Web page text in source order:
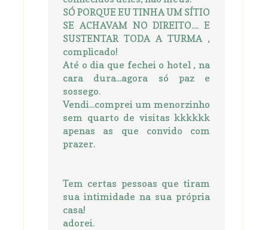
SÓ PORQUE EU TINHA UM SÍTIO
SE ACHAVAM NO DIREITO.... E
SUSTENTAR TODA A TURMA ,
complicado!
Até o dia que fechei o hotel , na
cara dura...agora só paz e
sossego.
Vendi...comprei um menorzinho
sem quarto de visitas kkkkkk
apenas as que convido com
prazer.
Tem certas pessoas que tiram
sua intimidade na sua própria
casa!
adorei.